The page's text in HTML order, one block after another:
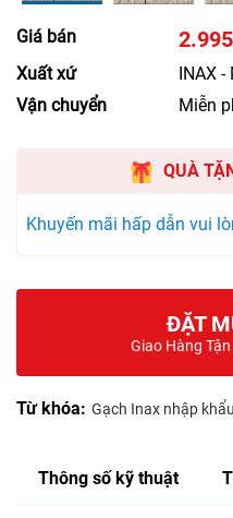
Giá bán
Xuất xứ
INAX
Vận chuyển
Miễn
QUÀ
Khuyến mãi hấp dẫn vui
ĐẶT
Giao Hàng
Từ khóa: Gạch Inax nhập
Thông số kỹ thuật